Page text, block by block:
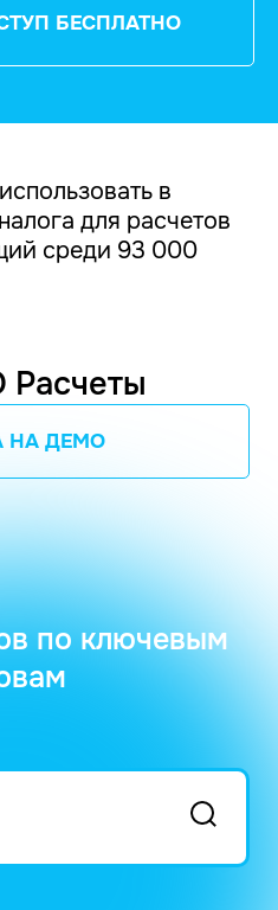
БЕСПЛАТНО
в
для расчетов
среди 93 000
Расчеты
НА ДЕМО
по ключевым